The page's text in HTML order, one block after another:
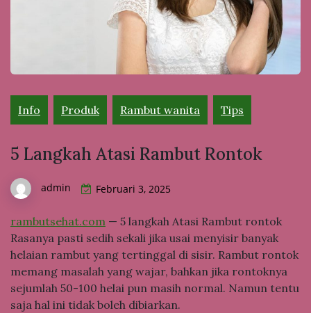
Info Produk Rambut wanita Tips
5 Langkah Atasi Rambut Rontok
admin Februari 3, 2025
rambutsehat.com — 5 langkah Atasi Rambut rontok
Rasanya pasti sedih sekali jika usai menyisir banyak
helaian rambut yang tertinggal di sisir. Rambut rontok
memang masalah yang wajar, bahkan jika rontoknya
sejumlah 50-100 helai pun masih normal. Namun tentu
saja hal ini tidak boleh dibiarkan.